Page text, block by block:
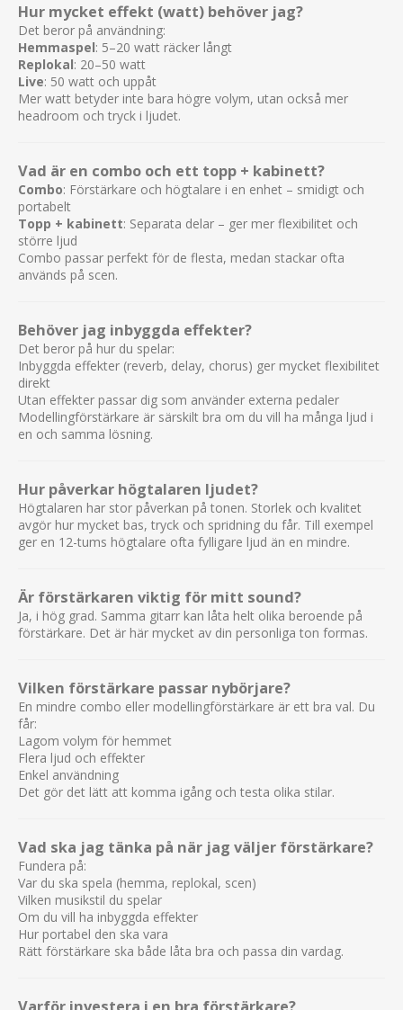
Vad är Blackstars ISF-kontroll?
ISF (Infinite Shape Feature) gör det möjligt att justera
tonkaraktären mellan ett mer amerikanskt och ett mer
brittiskt förstärkarsound.
Har HT-5R MkIII inbyggt reverb?
Har HT-5R MkIII högtalarsimulering?
Ja, den är utrustad med Blackstars CabRig-teknik som
erbjuder realistisk högtalarsimulering för inspelning,
hörlurar och direktanslutning.
Kan jag spela in direkt till dator?
möjligt att spela in direkt till dator utan separat
ljudinterface.
Kan jag använda hörlurar?
Ja, den har hörlursutgång med CabRig-simulering för
tyst övning och inspelning.
inbyggda högtalaren?
Ja, förstärkaren kan användas för hörlursspelning och
inspelning utan att den interna högtalaren behöver vara
aktiv.
Ja, den är utrustad med en effektloop som passar
utmärkt för externa effekter som delay, reverb och
högtalarkabinett?
externa gitarrkabinett.
Kan jag spela musik genom förstärkaren?
Ja, den har en line in-ingång som gör det möjligt att
tillsammans med backing tracks.
Kan kanalerna styras med fotswitch?
Ja, förstärkaren kan styras med kompatibel fotswitch för
snabb kanalväxling under spelning.
Är HT-5R MkIII bra för inspelning?
Hur mycket effekt (watt) behöver jag?
Det beror på användning:
Hemmaspel: 5–20 watt räcker långt
Replokal: 20–50 watt
Live: 50 watt och uppåt
Mer watt betyder inte bara högre volym, utan också mer
headroom och tryck i ljudet.
Vad är en combo och ett topp + kabinett?
Combo: Förstärkare och högtalare i en enhet – smidigt och
portabelt
Topp + kabinett: Separata delar – ger mer flexibilitet och
större ljud
Combo passar perfekt för de flesta, medan stackar ofta
används på scen.
Behöver jag inbyggda effekter?
Det beror på hur du spelar:
Inbyggda effekter (reverb, delay, chorus) ger mycket flexibilitet
direkt
Utan effekter passar dig som använder externa pedaler
Modellingförstärkare är särskilt bra om du vill ha många ljud i
en och samma lösning.
Hur påverkar högtalaren ljudet?
Högtalaren har stor påverkan på tonen. Storlek och kvalitet
avgör hur mycket bas, tryck och spridning du får. Till exempel
ger en 12-tums högtalare ofta fylligare ljud än en mindre.
Är förstärkaren viktig för mitt sound?
Ja, i hög grad. Samma gitarr kan låta helt olika beroende på
förstärkare. Det är här mycket av din personliga ton formas.
Vilken förstärkare passar nybörjare?
En mindre combo eller modellingförstärkare är ett bra val. Du
får:
Lagom volym för hemmet
Flera ljud och effekter
Enkel användning
Det gör det lätt att komma igång och testa olika stilar.
Vad ska jag tänka på när jag väljer förstärkare?
Fundera på:
Var du ska spela (hemma, replokal, scen)
Vilken musikstil du spelar
Om du vill ha inbyggda effekter
Hur portabel den ska vara
Rätt förstärkare ska både låta bra och passa din vardag.
Varför investera i en bra förstärkare?